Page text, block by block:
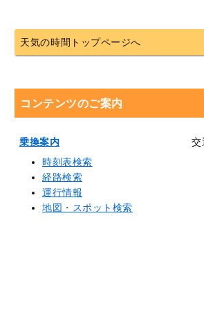
天気の時間トップページへ
コンテンツのご案内
乗換案内
時刻表検索
経路検索
運行情報
地図・スポット検索
交